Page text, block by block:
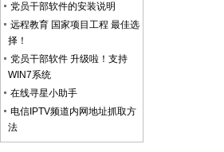
党员干部软件的安装说明
远程教育 国家项目工程 最佳选
择！
党员干部软件 升级啦！支持
WIN7系统
在线寻星小助手
电信IPTV频道内网地址抓取方
法